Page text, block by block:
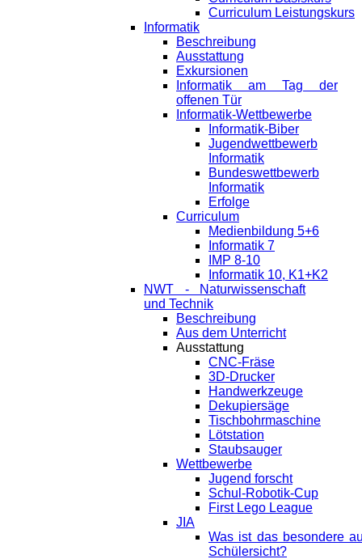
Curriculum Leistungskurs
Informatik
Beschreibung
Ausstattung
Exkursionen
Informatik am Tag der
offenen Tür
Informatik-Wettbewerbe
Informatik-Biber
Jugendwettbewerb
Informatik
Bundeswettbewerb
Informatik
Erfolge
Curriculum
Medienbildung 5+6
Informatik 7
IMP 8-10
Informatik 10, K1+K2
NWT - Naturwissenschaft
und Technik
Beschreibung
Aus dem Unterricht
Ausstattung
CNC-Fräse
3D-Drucker
Handwerkzeuge
Dekupiersäge
Tischbohrmaschine
Lötstation
Staubsauger
Wettbewerbe
Jugend forscht
Schul-Robotik-Cup
First Lego League
JIA
Was ist das besondere
Schülersicht?